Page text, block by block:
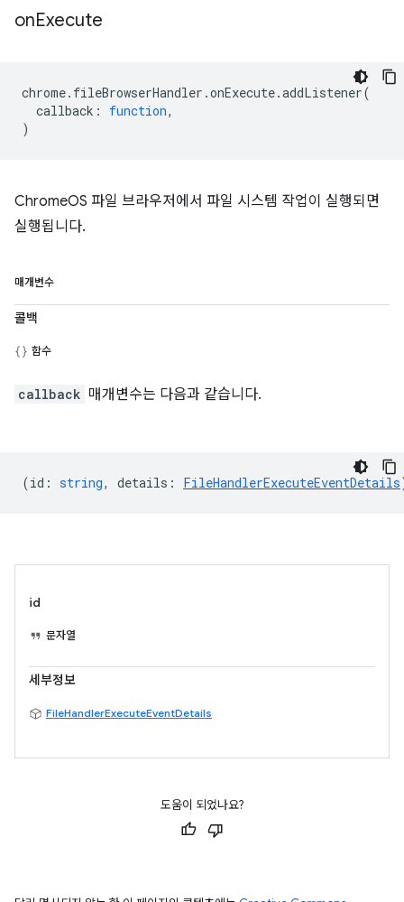
onExecute
chrome. fileBrowserHandler .onExecute.addListener(
callback : function,
)
ChromeOS 파일 브라우저에서 파일 시스템 작업이 실행되면
실행됩니다.
매개변수
콜백
함수
callback 매개변수는 다음과 같습니다.
(id : string, details : FileHandlerExecuteEventDetails
id
문자열
세부정보
FileHandlerExecuteEventDetails
도움이 되었나요?